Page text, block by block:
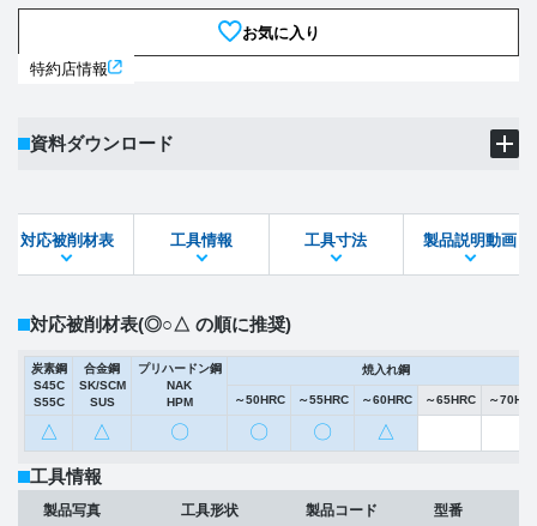
お気に入り
特約店情報
資料ダウンロード
STEPファイル DXFファイル
対応被削材表 工具情報 工具寸法 製品説明動画
対応被削材表(◎○△ の順に推奨)
炭素鋼
S45C
S55C
合金鋼
SK/SCM
SUS
プリハードン鋼
NAK
HPM
焼入れ鋼
～50HRC ～55HRC ～60HRC ～65HRC ～
△ △ 〇 〇 〇 △
工具情報
製品写真 工具形状 製品コード 型番